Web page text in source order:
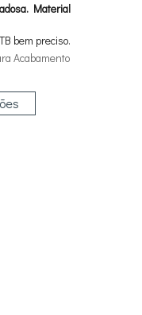
Material
bem preciso.
Acabamento